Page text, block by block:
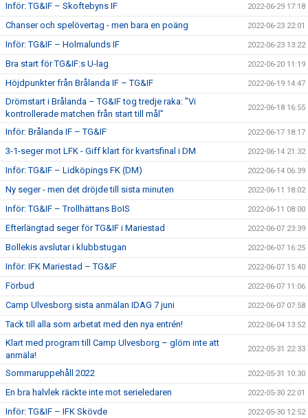
Inför: TG&IF – Skoftebyns IF 2022-06-29 17:18
Chanser och spelövertag - men bara en poäng 2022-06-23 22:01
Inför: TG&IF – Holmalunds IF 2022-06-23 13:22
Bra start för TG&IF:s U-lag 2022-06-20 11:19
Höjdpunkter från Brålanda IF – TG&IF 2022-06-19 14:47
Drömstart i Brålanda – TG&IF tog tredje raka: ”Vi
kontrollerade matchen från start till mål”
2022-06-18 16:55
Inför: Brålanda IF – TG&IF 2022-06-17 18:17
3-1-seger mot LFK - Giff klart för kvartsfinal i DM 2022-06-14 21:32
Inför: TG&IF – Lidköpings FK (DM) 2022-06-14 06:39
Ny seger - men det dröjde till sista minuten 2022-06-11 18:02
Inför: TG&IF – Trollhättans BoIS 2022-06-11 08:00
Efterlängtad seger för TG&IF i Mariestad 2022-06-07 23:39
Bollekis avslutar i klubbstugan 2022-06-07 16:25
Inför: IFK Mariestad – TG&IF 2022-06-07 15:40
Förbud 2022-06-07 11:06
Camp Ulvesborg sista anmälan IDAG 7 juni 2022-06-07 07:58
Tack till alla som arbetat med den nya entrén! 2022-06-04 13:52
Klart med program till Camp Ulvesborg – glöm inte att
anmäla!
2022-05-31 22:33
Sommaruppehåll 2022 2022-05-31 10:30
En bra halvlek räckte inte mot serieledaren 2022-05-30 22:01
Inför: TG&IF – IFK Skövde 2022-05-30 12:52